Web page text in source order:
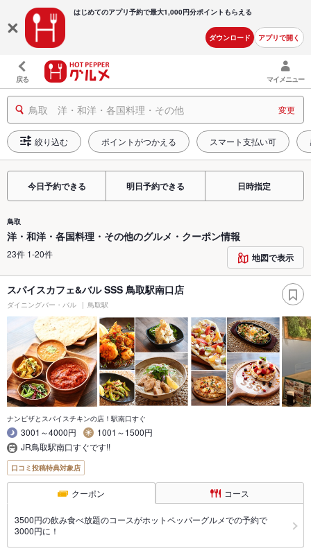
はじめてのアプリ予約で最大1,000円分ポイントもらえる
ダウンロード アプリで開く
戻る マイメニュー
鳥取 洋・和洋・各国料理・その他 変更
絞り込む ポイントがつかえる スマート支払い可
今日予約できる 明日予約できる 日時指定
鳥取
洋・和洋・各国料理・その他のグルメ・クーポン情報
23件 1-20件 地図で表示
スパイスカフェ&バル SSS 鳥取駅南口店
ダイニングバー・バル 鳥取駅
ナンピザとスパイスチキンの店！駅南口すぐ
3001～4000円
1001～1500円
JR鳥取駅南口すぐです!!
口コミ投稿特典対象店
クーポン コース
3500円の飲み食べ放題のコースがホットペッパーグルメでの予約で
3000円に！